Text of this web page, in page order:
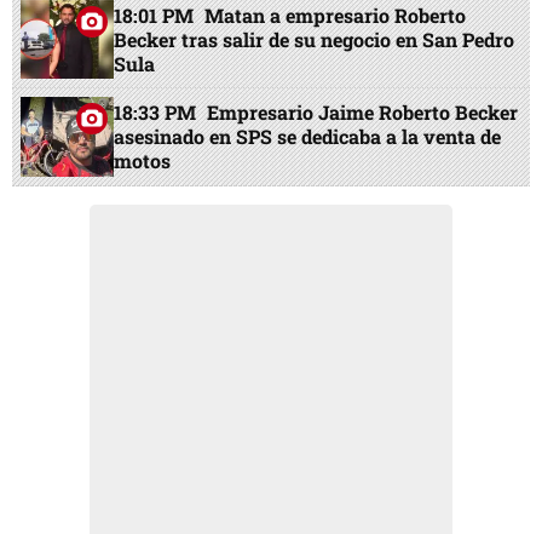
18:01 PM Matan a empresario Roberto
Becker tras salir de su negocio en San Pedro
Sula
18:33 PM Empresario Jaime Roberto Becker
asesinado en SPS se dedicaba a la venta de
motos